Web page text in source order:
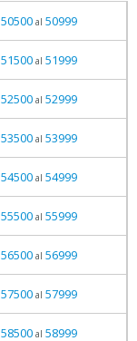
50500al 50999
51500al 51999
52500al 52999
53500al 53999
54500al 54999
55500al 55999
56500al 56999
57500al 57999
58500al 58999